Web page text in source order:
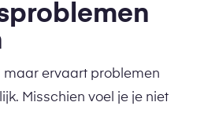
maar ervaart problemen
Misschien voel je je niet